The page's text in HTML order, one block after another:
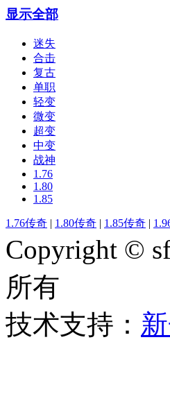
显示全部
迷失
合击
复古
单职
轻变
微变
超变
中变
战神
1.76
1.80
1.85
1.76传奇 | 1.80传奇 | 1.85传奇 |
Copyright ©
所有
技术支持：